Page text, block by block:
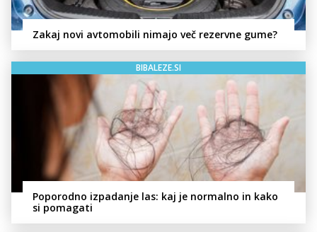
Zakaj novi avtomobili nimajo več rezervne gume?
BIBALEZE.SI
Poporodno izpadanje las: kaj je normalno in kako
si pomagati